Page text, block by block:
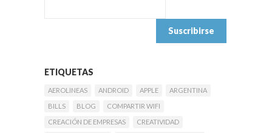
ETIQUETAS
AEROLINEAS ANDROID APPLE
ARGENTINA
BILLS
BLOG
COMPARTIR WIFI
CREACIÓN DE EMPRESAS
CREATIVIDAD